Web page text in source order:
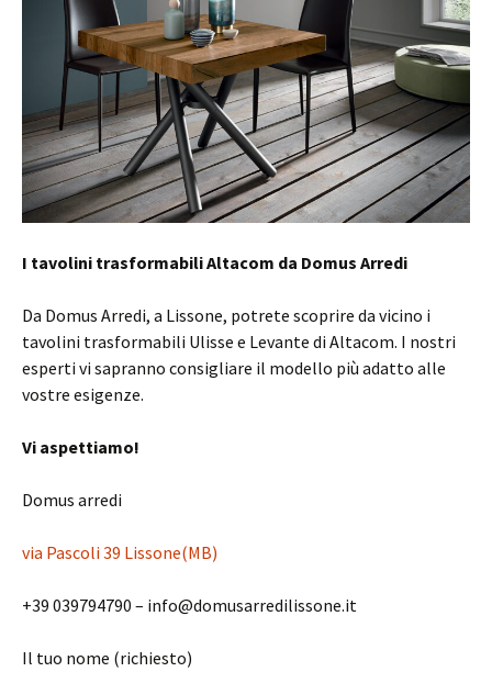
I tavolini trasformabili Altacom da Domus Arredi
Da Domus Arredi, a Lissone, potrete scoprire da vicino i
tavolini trasformabili Ulisse e Levante di Altacom. I nostri
esperti vi sapranno consigliare il modello più adatto alle
vostre esigenze.
Vi aspettiamo!
Domus arredi
via Pascoli 39 Lissone(MB)
+39 039794790 – info@domusarredilissone.it
Il tuo nome (richiesto)